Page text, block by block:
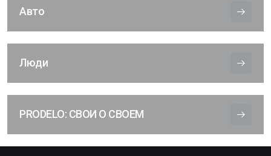
Авто
Люди
PRODELO: СВОИ О СВОЕМ